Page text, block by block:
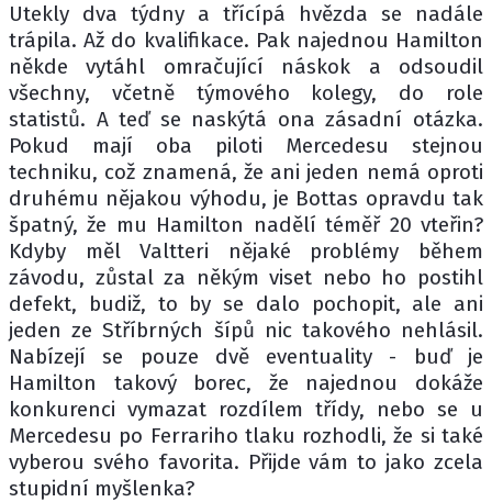
Utekly dva týdny a třícípá hvězda se nadále
trápila. Až do kvalifikace. Pak najednou Hamilton
někde vytáhl omračující náskok a odsoudil
všechny, včetně týmového kolegy, do role
statistů. A teď se naskýtá ona zásadní otázka.
Pokud mají oba piloti Mercedesu stejnou
techniku, což znamená, že ani jeden nemá oproti
druhému nějakou výhodu, je Bottas opravdu tak
špatný, že mu Hamilton nadělí téměř 20 vteřin?
Kdyby měl Valtteri nějaké problémy během
závodu, zůstal za někým viset nebo ho postihl
defekt, budiž, to by se dalo pochopit, ale ani
jeden ze Stříbrných šípů nic takového nehlásil.
Nabízejí se pouze dvě eventuality - buď je
Hamilton takový borec, že najednou dokáže
konkurenci vymazat rozdílem třídy, nebo se u
Mercedesu po Ferrariho tlaku rozhodli, že si také
vyberou svého favorita. Přijde vám to jako zcela
stupidní myšlenka?